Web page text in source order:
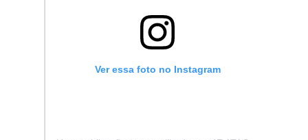
Ver essa foto no Instagram